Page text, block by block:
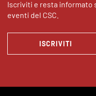
Iscriviti e resta informato
eventi del CSC.
ISCRIVITI